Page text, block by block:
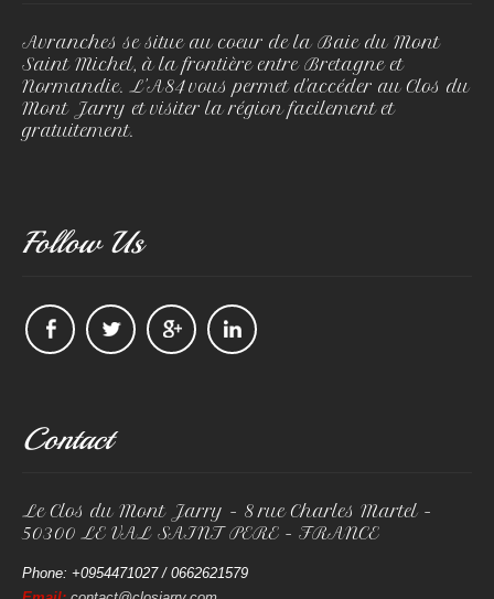
Avranches se situe au coeur de la Baie du Mont
Saint Michel, à la frontière entre Bretagne et
Normandie. L'A84 vous permet d'accéder au Clos du
Mont Jarry et visiter la région facilement et
gratuitement.
Follow Us
Contact
Le Clos du Mont Jarry - 8 rue Charles Martel -
50300 LE VAL SAINT PERE - FRANCE
Phone: +0954471027 / 0662621579